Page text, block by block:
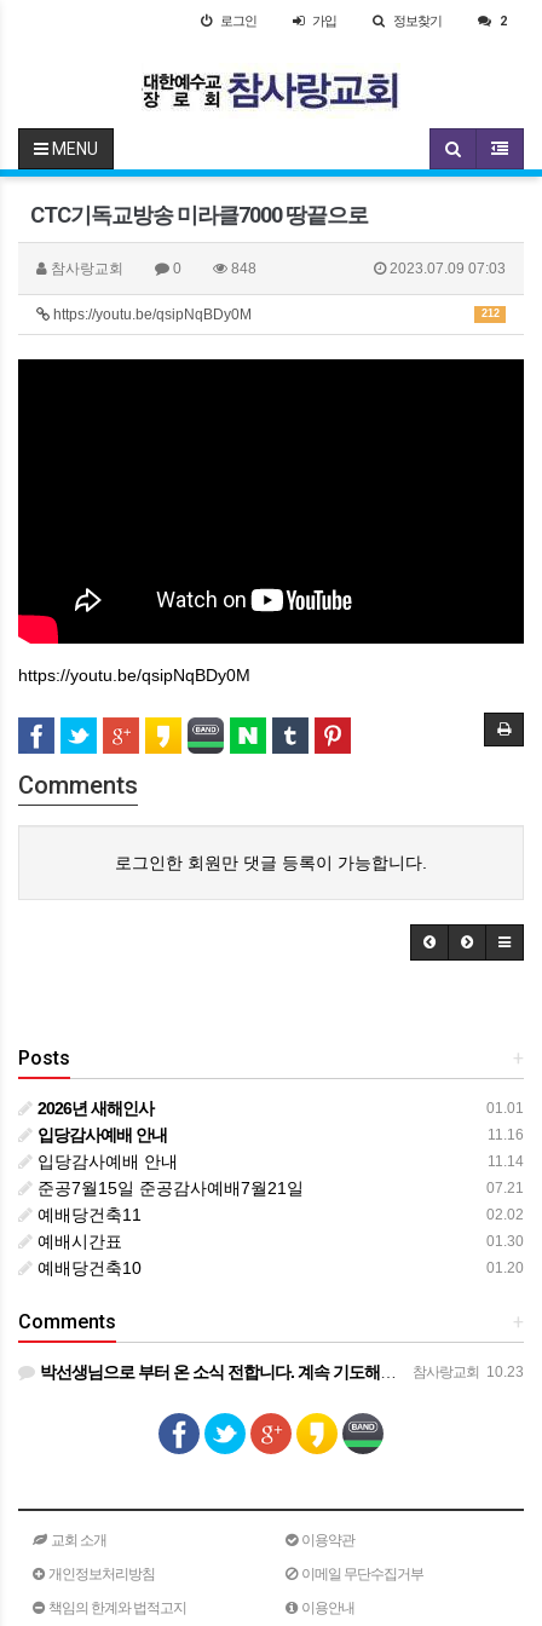
로그인 가입 정보찾기 2
MENU
CTC기독교방송 미라클7000 땅끝으로
참사랑교회 0 848 2023.07.09 07:03
212
https://youtu.be/qsipNqBDy0M
https://youtu.be/qsipNqBDy0M
Comments
로그인한 회원만 댓글 등록이 가능합니다.
+
Posts
01.01
2026년 새해인사
11.16
입당감사예배 안내
11.14
입당감사예배 안내
07.21
준공7월15일 준공감사예배7월21일
02.02
예배당건축11
01.30
예배시간표
01.20
예배당건축10
+
Comments
참사랑교회 10.23
박선생님으로 부터 온 소식 전합니다. 계속 기도해주시기를 부탁드립니다. ㅡㅡㅡㅡ 목사님 ~ 종양이 아직은 작…
교회 소개
이용약관
개인정보처리방침
이메일 무단수집거부
책임의 한계와 법적고지
이용안내